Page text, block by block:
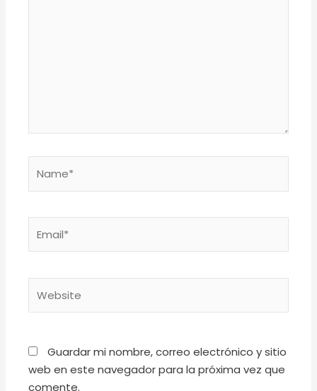
Guardar mi nombre, correo electrónico y sitio
web en este navegador para la próxima vez que
comente.